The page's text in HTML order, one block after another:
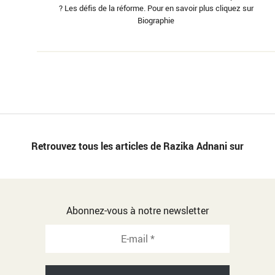
? Les défis de la réforme. Pour en savoir plus cliquez sur
Biographie
Retrouvez tous les articles de Razika Adnani sur
Abonnez-vous à notre newsletter